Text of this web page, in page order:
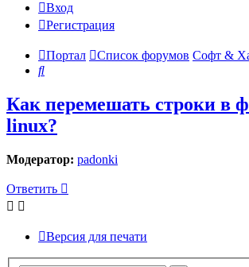
Вход
Регистрация
Портал Список форумов Софт &
Поиск
Как перемешать строки в
linux?
Модератор: padonki
Ответить
Версия для печати